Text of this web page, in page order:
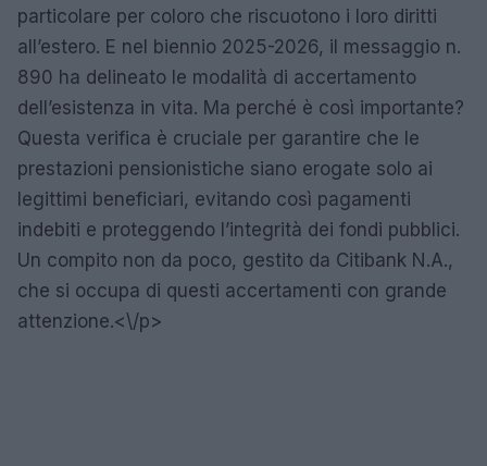
particolare per coloro che riscuotono i loro diritti
all’estero. E nel biennio 2025-2026, il messaggio n.
890 ha delineato le modalità di accertamento
dell’esistenza in vita. Ma perché è così importante?
Questa verifica è cruciale per garantire che le
prestazioni pensionistiche siano erogate solo ai
legittimi beneficiari, evitando così pagamenti
indebiti e proteggendo l’integrità dei fondi pubblici.
Un compito non da poco, gestito da Citibank N.A.,
che si occupa di questi accertamenti con grande
attenzione.<\/p>